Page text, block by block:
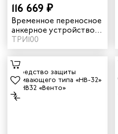
116 669 ₽
Временное переносное
анкерное устройство
Трипод «СКАЛА» с
лебедкой (20 м) vpro
trpd 2.0
ТРИ100